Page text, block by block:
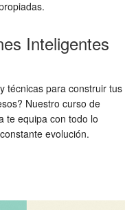
Inteligentes
técnicas para construir tus
Nuestro curso de
te equipa con todo lo
evolución.